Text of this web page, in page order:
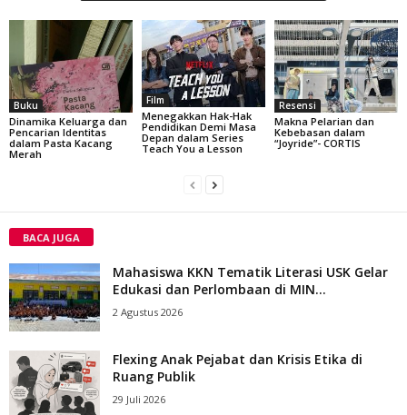
Buku
Dinamika Keluarga dan
Pencarian Identitas
dalam Pasta Kacang
Merah
Film
Menegakkan Hak-Hak
Pendidikan Demi Masa
Depan dalam Series
Teach You a Lesson
Resensi
Makna Pelarian dan
Kebebasan dalam
“Joyride”- CORTIS
BACA JUGA
Mahasiswa KKN Tematik Literasi USK Gelar
Edukasi dan Perlombaan di MIN...
2 Agustus 2026
Flexing Anak Pejabat dan Krisis Etika di
Ruang Publik
29 Juli 2026